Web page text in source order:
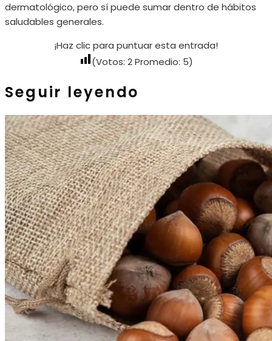
dermatológico, pero sí puede sumar dentro de hábitos
saludables generales.
¡Haz clic para puntuar esta entrada!
(Votos: 2Promedio: 5)
Seguir leyendo